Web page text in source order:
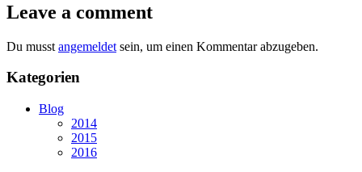
Leave a comment
Du musst angemeldet sein, um einen Kommentar abzugeben.
Kategorien
Blog
2014
2015
2016